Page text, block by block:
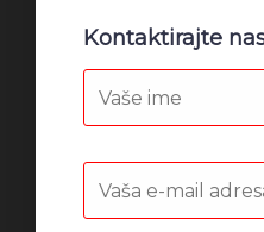
Kontaktirajte